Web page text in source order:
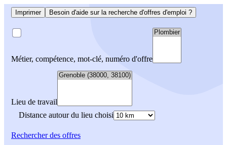
Imprimer Besoin d'aide sur la recherche d'offres d'emploi ?
Métier, compétence, mot-clé, numéro d'offre
Lieu de travail
Distance autour du lieu choisi
Rechercherdes offres